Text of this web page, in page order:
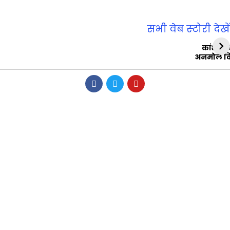
अनमोल
सभी वेब स्‍टोरी देखें